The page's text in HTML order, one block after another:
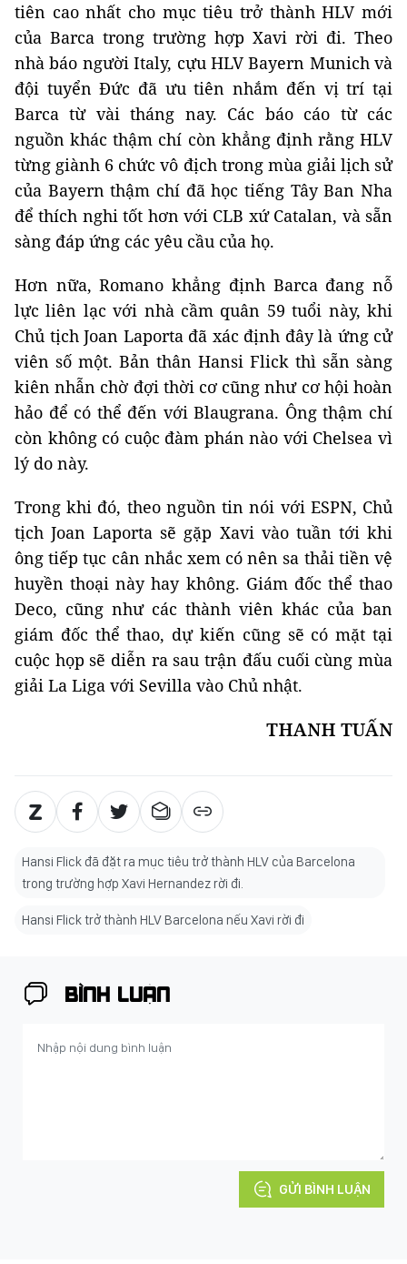
tiên cao nhất cho mục tiêu trở thành HLV mới
của Barca trong trường hợp Xavi rời đi. Theo
nhà báo người Italy, cựu HLV Bayern Munich và
đội tuyển Đức đã ưu tiên nhắm đến vị trí tại
Barca từ vài tháng nay. Các báo cáo từ các
nguồn khác thậm chí còn khẳng định rằng HLV
từng giành 6 chức vô địch trong mùa giải lịch sử
của Bayern thậm chí đã học tiếng Tây Ban Nha
để thích nghi tốt hơn với CLB xứ Catalan, và sẵn
sàng đáp ứng các yêu cầu của họ.
Hơn nữa, Romano khẳng định Barca đang nỗ
lực liên lạc với nhà cầm quân 59 tuổi này, khi
Chủ tịch Joan Laporta đã xác định đây là ứng cử
viên số một. Bản thân Hansi Flick thì sẵn sàng
kiên nhẫn chờ đợi thời cơ cũng như cơ hội hoàn
hảo để có thể đến với Blaugrana. Ông thậm chí
còn không có cuộc đàm phán nào với Chelsea vì
lý do này.
Trong khi đó, theo nguồn tin nói với ESPN, Chủ
tịch Joan Laporta sẽ gặp Xavi vào tuần tới khi
ông tiếp tục cân nhắc xem có nên sa thải tiền vệ
huyền thoại này hay không. Giám đốc thể thao
Deco, cũng như các thành viên khác của ban
giám đốc thể thao, dự kiến cũng sẽ có mặt tại
cuộc họp sẽ diễn ra sau trận đấu cuối cùng mùa
giải La Liga với Sevilla vào Chủ nhật.
THANH TUẤN
Hansi Flick đã đặt ra mục tiêu trở thành HLV của Barcelona
trong trường hợp Xavi Hernandez rời đi.
Hansi Flick trở thành HLV Barcelona nếu Xavi rời đi
BÌNH LUẬN
GỬI BÌNH LUẬN